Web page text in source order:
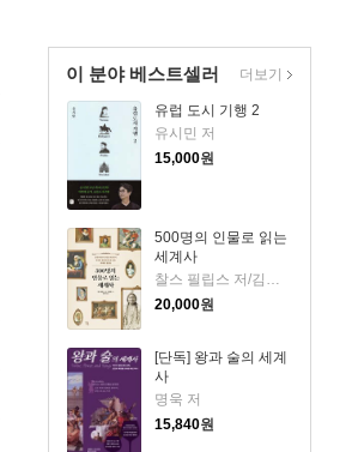
이 분야 베스트셀러
유럽 도시 기행 2
유시민 저
15,000원
500명의 인물로 읽는
세계사
찰스 필립스 저/김봉중 감수/임지연 역
20,000원
[단독] 왕과 술의 세계
사
명욱 저
15,840원
더보기